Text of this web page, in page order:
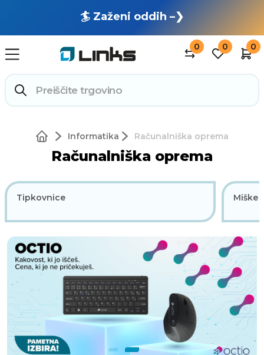
🏄 Zaženi oddih –❯
0 0 0
Informatika Računalniška oprema
Računalniška oprema
Tipkovnice Miške